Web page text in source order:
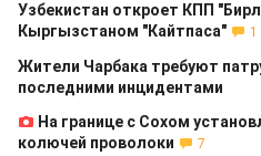
Узбекистан откроет КПП
Кыргызстаном "Кайтпаса"
1
Жители Чарбака требуют
последними инцидентами
На границе с Сохом
колючей проволоки
7